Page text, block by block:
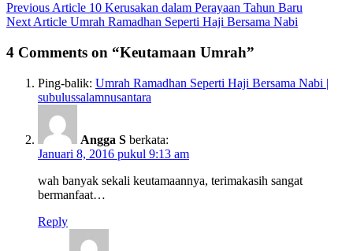
Previous Article 10 Kerusakan dalam Perayaan Tahun Baru
Next Article Umrah Ramadhan Seperti Haji Bersama Nabi
4 Comments on “Keutamaan Umrah”
Ping-balik: Umrah Ramadhan Seperti Haji Bersama Nabi |
subulussalamnusantara
Angga S berkata:
Januari 8, 2016 pukul 9:13 am
wah banyak sekali keutamaannya, terimakasih sangat
bermanfaat…
Reply